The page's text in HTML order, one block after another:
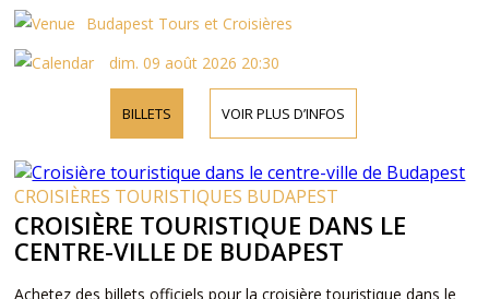
Budapest Tours et Croisières
dim. 09 août 2026 20:30
BILLETS VOIR PLUS D’INFOS
CROISIÈRES TOURISTIQUES BUDAPEST
CROISIÈRE TOURISTIQUE DANS LE
CENTRE-VILLE DE BUDAPEST
Achetez des billets officiels pour la croisière touristique dans le